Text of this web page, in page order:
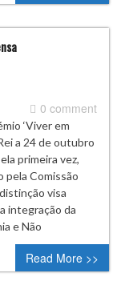
0 comment
‘Viver em
a 24 de outubro
primeira vez,
pela Comissão
visa
integração da
e Não
Read More >>